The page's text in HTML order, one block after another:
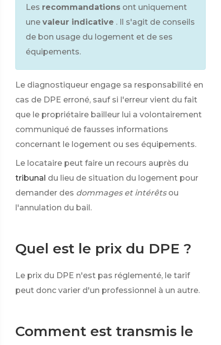
Les recommandations ont uniquement
une valeur indicative . Il s'agit de conseils
de bon usage du logement et de ses
équipements.
Le diagnostiqueur engage sa responsabilité en
cas de DPE erroné, sauf si l'erreur vient du fait
que le propriétaire bailleur lui a volontairement
communiqué de fausses informations
concernant le logement ou ses équipements.
Le locataire peut faire un recours auprès du
tribunal du lieu de situation du logement pour
demander des dommages et intérêts ou
l'annulation du bail.
Quel est le prix du DPE ?
Le prix du DPE n'est pas réglementé, le tarif
peut donc varier d'un professionnel à un autre.
Comment est transmis le